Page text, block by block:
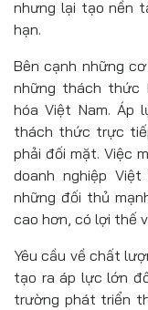
nhưng lại tạo nền
hạn.
Bên cạnh những
những thách thức
hóa Việt Nam. Áp
thách thức trực
phải đối mặt. Việc
doanh nghiệp
những đối thủ
cao hơn, có lợi thế
Yêu cầu về chất
tạo ra áp lực lớn
trường phát triển